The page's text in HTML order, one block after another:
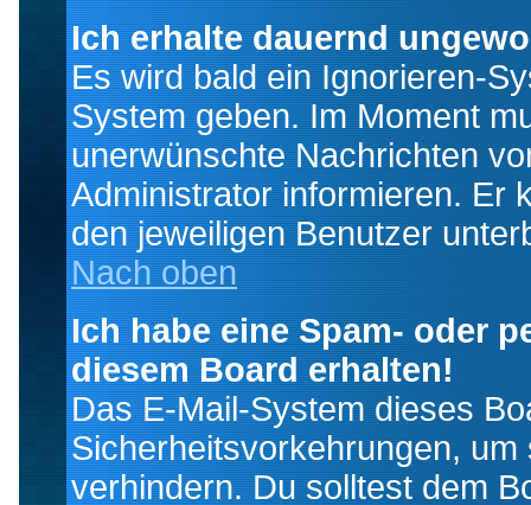
Ich erhalte dauernd
Es wird bald ein Ignorieren-
System geben. Im Moment
unerwünschte Nachrichten
Administrator informieren. Er
den jeweiligen Benutzer
Nach oben
Ich habe eine Spam- oder
diesem Board erhalten!
Das E-Mail-System dieses
Sicherheitsvorkehrungen,
verhindern. Du solltest dem